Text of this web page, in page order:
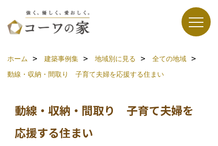
ホーム 建築事例集 地域別に見る
全ての地域
動線・収納・間取り 子育て夫婦を応援する住まい
動線・収納・間取り 子育て夫婦を
応援する住まい